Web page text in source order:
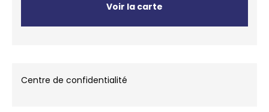
Voir la carte
Centre de confidentialité